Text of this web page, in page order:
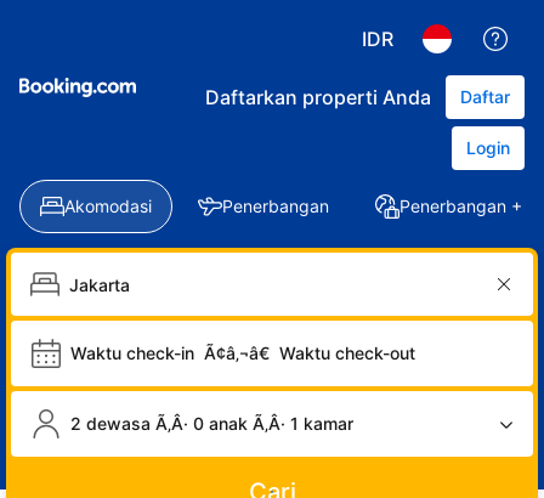
IDR
Daftarkan properti Anda Daftar
Login
Akomodasi Penerbangan Penerbangan +
Waktu check-in Ã¢â‚¬â€ Waktu check-out
2 dewasa Ã‚Â· 0 anak Ã‚Â· 1 kamar
Cari